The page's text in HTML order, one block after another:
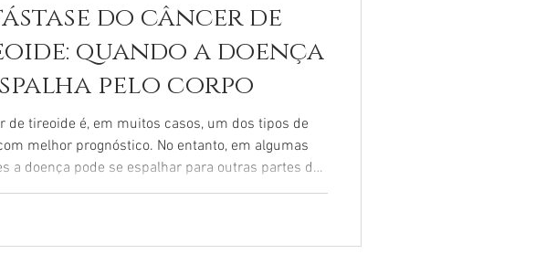
do câncer de
quando a doença
pelo corpo
de tireoide é, em muitos casos, um dos tipos de
melhor prognóstico. No entanto, em algumas
a doença pode se espalhar para outras partes do
processo chamado metástase . Entender como
quais são os sinais e quais tratamentos